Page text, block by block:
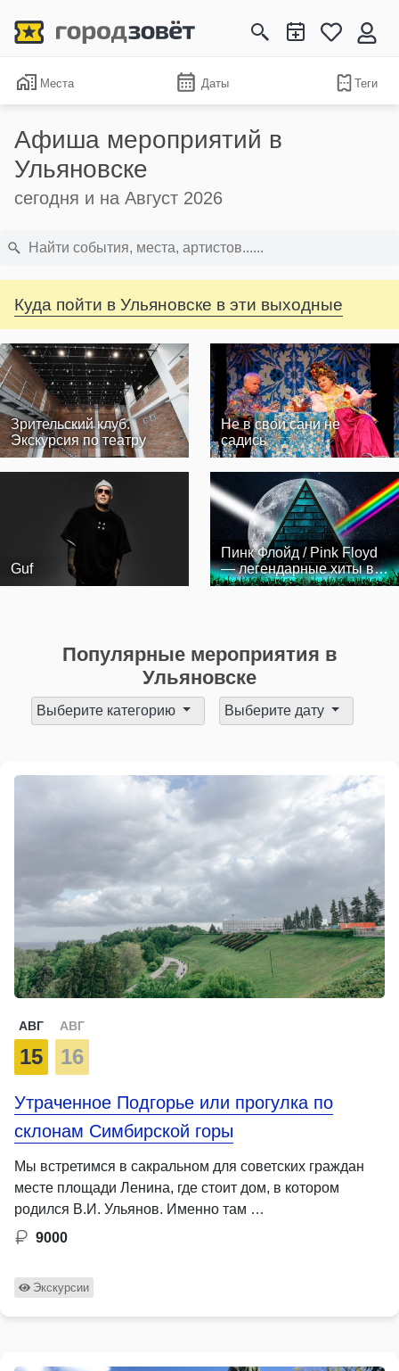
Места Даты Теги
Афиша мероприятий в
Ульяновске
сегодня и на Август 2026
Куда пойти в Ульяновске в эти выходные
Зрительский клуб.
Экскурсия по театру
Не в свои сани не
садись
Guf
Пинк Флойд / Pink Floyd
— легендарные хиты в
сопр…
Популярные мероприятия в
Ульяновске
Выберите категорию Выберите дату
АВГ
15
АВГ
16
Утраченное Подгорье или прогулка по
склонам Симбирской горы
Мы встретимся в сакральном для советских граждан
месте площади Ленина, где стоит дом, в котором
родился В.И. Ульянов. Именно там …
9000
Экскурсии